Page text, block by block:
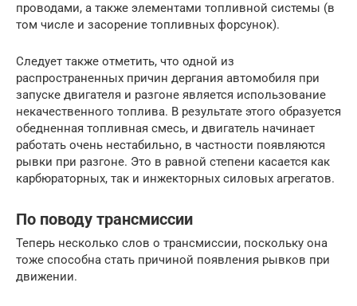
проводами, а также элементами топливной системы (в
том числе и засорение топливных форсунок).
Следует также отметить, что одной из
распространенных причин дергания автомобиля при
запуске двигателя и разгоне является использование
некачественного топлива. В результате этого образуется
обедненная топливная смесь, и двигатель начинает
работать очень нестабильно, в частности появляются
рывки при разгоне. Это в равной степени касается как
карбюраторных, так и инжекторных силовых агрегатов.
По поводу трансмиссии
Теперь несколько слов о трансмиссии, поскольку она
тоже способна стать причиной появления рывков при
движении.